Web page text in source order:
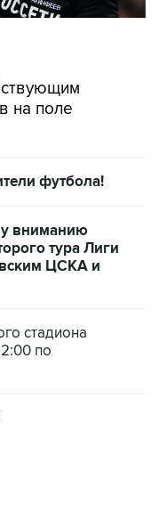
на поле
футбола!
вниманию
тура Лиги
ЦСКА и
стадиона
по